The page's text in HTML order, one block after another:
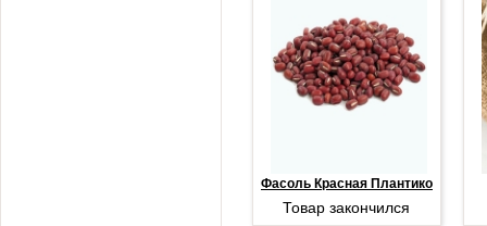
Фасоль Красная Плантико
Товар закончился